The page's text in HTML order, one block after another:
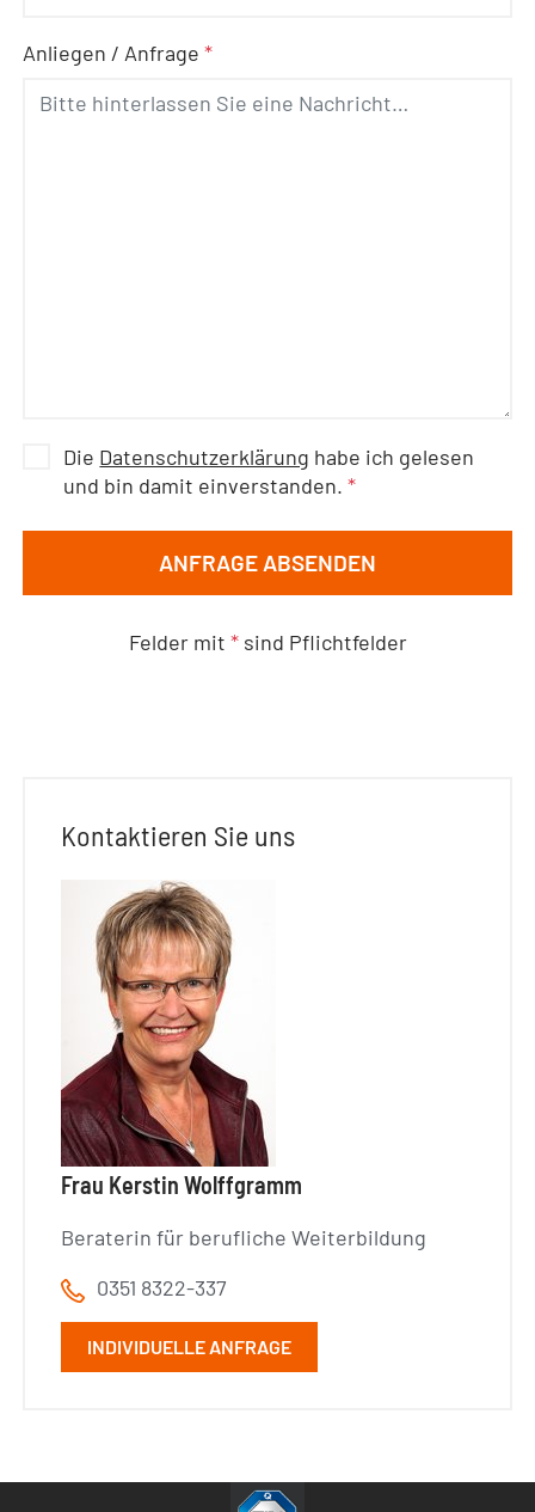
Anliegen / Anfrage*
Die Datenschutzerklärung habe ich gelesen
und bin damit einverstanden.*
ANFRAGE ABSENDEN
Felder mit *sind Pflichtfelder
Kontaktieren Sie uns
Frau Kerstin Wolffgramm
Beraterin für berufliche Weiterbildung
0351 8322-337
INDIVIDUELLE ANFRAGE